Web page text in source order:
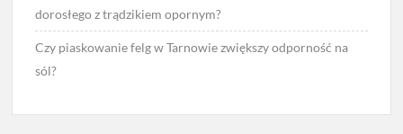
dorosłego z trądzikiem opornym?
Czy piaskowanie felg w Tarnowie zwiększy odporność na
sól?